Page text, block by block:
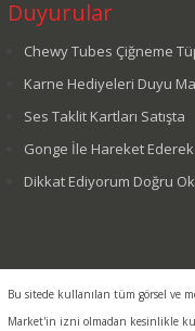
Duyurular
Chewy Tubes Çiğneme
Karne Hediyeleri Duyu
Ses Taklit Kartları Satışta
Gonge İle Hareket
Dikkat Ediyorum Doğru
Bu sitede kullanılan tüm görsel ve
Market'in izni olmadan kesinlikle